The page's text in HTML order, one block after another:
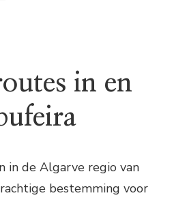
in en
in de Algarve regio van
bestemming voor